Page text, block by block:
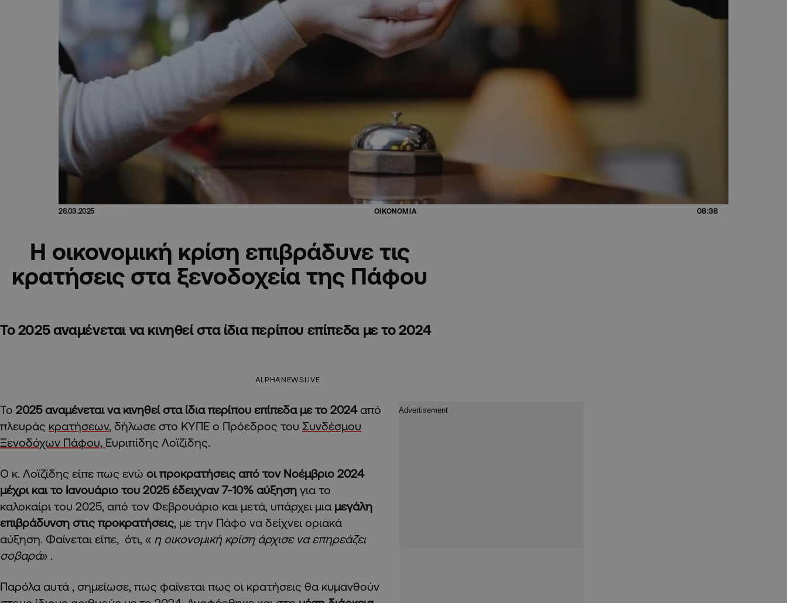
26.03.2025 ΟΙΚΟΝΟΜΙΑ 08:38
Η οικονομική κρίση επιβράδυνε τις
κρατήσεις στα ξενοδοχεία της Πάφου
Το 2025 αναμένεται να κινηθεί στα ίδια περίπου επίπεδα με το 2024
ALPHANEWSLIVE
Το 2025 αναμένεται να κινηθεί στα ίδια περίπου επίπεδα με το 2024 από
πλευράς κρατήσεων, δήλωσε στο ΚΥΠΕ ο Πρόεδρος του Συνδέσμου
Ξενοδόχων Πάφου, Ευριπίδης Λοϊζίδης.
Ο κ. Λοϊζίδης είπε πως ενώ οι προκρατήσεις από τον Νοέμβριο 2024
μέχρι και το Ιανουάριο του 2025 έδειχναν 7-10% αύξηση για το
καλοκαίρι του 2025, από τον Φεβρουάριο και μετά, υπάρχει μια μεγάλη
επιβράδυνση στις προκρατήσεις, με την Πάφο να δείχνει οριακά
αύξηση. Φαίνεται είπε, ότι, « η οικονομική κρίση άρχισε να επηρεάζει
σοβαρά» .
Παρόλα αυτά , σημείωσε, πως φαίνεται πως οι κρατήσεις θα κυμανθούν